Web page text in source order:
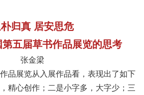
归真 居安思危
五届草书作品展览的思考
张金梁
展览从入展作品看，表现出了如下
精心创作；二是小字多，大字少；三